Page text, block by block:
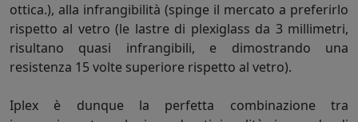
ottica.), alla infrangibilità (spinge il mercato a preferirlo
rispetto al vetro (le lastre di plexiglass da 3 millimetri,
risultano quasi infrangibili, e dimostrando una
resistenza 15 volte superiore rispetto al vetro).
Iplex è dunque la perfetta combinazione tra